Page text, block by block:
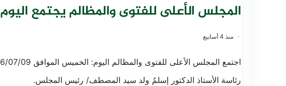
المجلس الأعلى للفتوى والمظالم يجتمع اليوم
منذ 4 أسابيع
رئاسة الأستاذ الدكتور إسلمُ ولد سيد المصطف/ رئيس المجلس.